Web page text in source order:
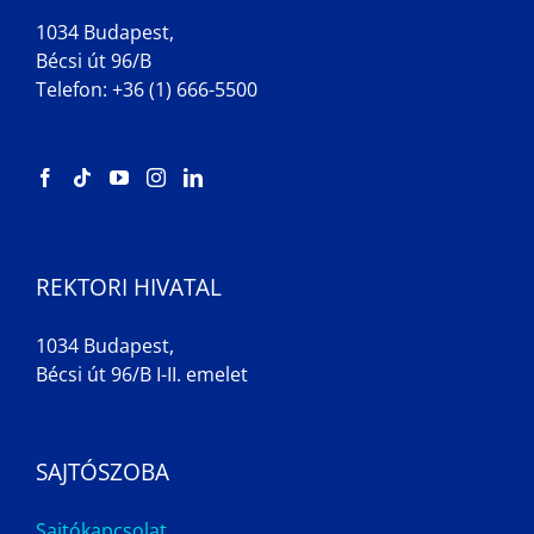
1034 Budapest,
Bécsi út 96/B
Telefon: +36 (1) 666-5500
REKTORI HIVATAL
1034 Budapest,
Bécsi út 96/B I-II. emelet
SAJTÓSZOBA